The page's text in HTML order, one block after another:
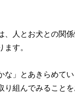
、人とお犬との関
す。
な」とあきらめて
り組んでみること